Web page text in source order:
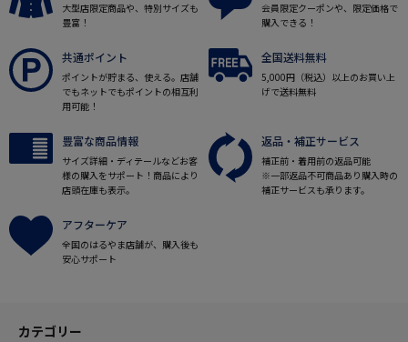
大型店限定商品や、特別サイズも
豊富！
会員限定クーポンや、限定価格で
購入できる！
共通ポイント
ポイントが貯まる、使える。店舗
でもネットでもポイントの相互利
用可能！
全国送料無料
5,000円（税込）以上のお買い上
げで送料無料
豊富な商品情報
サイズ詳細・ディテールなどお客
様の購入をサポート！商品により
店頭在庫も表示。
返品・補正サービス
補正前・着用前の返品可能
※一部返品不可商品あり購入時の
補正サービスも承ります。
アフターケア
全国のはるやま店舗が、購入後も
安心サポート
カテゴリー